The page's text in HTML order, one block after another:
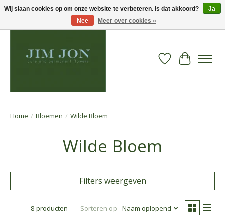
Verlanglijst
Home / Bloemen / Wilde Bloem
Wilde Bloem
Filters weergeven
8 producten Sorteren op Naam oplopend
Wij slaan cookies op om onze website te verbeteren. Is dat akkoord?
Ja
Nee
Meer over cookies »